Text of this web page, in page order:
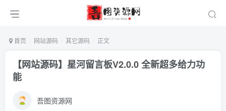
首页 网站源码 其它源码 正文
【网站源码】星河留言板V2.0.0 全新超多给力功
能
吾图资源网